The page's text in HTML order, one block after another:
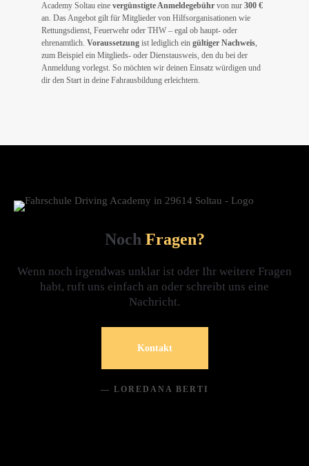
Academy Soltau eine vergünstigte Anmeldegebühr von nur 300 €
an. Das Angebot gilt für Mitglieder von Hilfsorganisationen wie
Rettungsdienst, Feuerwehr oder THW – egal ob haupt- oder
ehrenamtlich. Voraussetzung ist lediglich ein gültiger Nachweis,
zum Beispiel ein Mitglieds- oder Dienstausweis, den du bei der
Anmeldung vorlegst. So möchten wir deinen Einsatz würdigen und
dir den Start in deine Fahrausbildung erleichtern.
Noch Fragen?
Wenn noch irgendwas unklar ist oder Ihr weitere Fragen
habt, ruft uns einfach an oder schreibt uns eine
Nachricht.
Kontakt
— LOREDANA BERTI